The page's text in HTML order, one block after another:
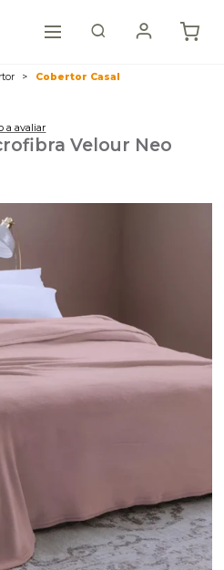
Cobertor Casal
a avaliar
Velour Neo